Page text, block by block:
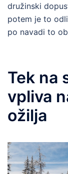
družinski
potem je to
po navadi to
Tek na
vpliva
ožilja